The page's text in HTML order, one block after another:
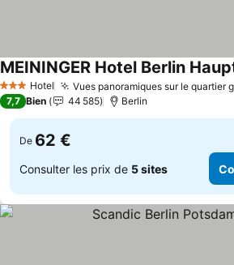
3 ÉtoilesHotel Vues panoramiques sur le quartier
MEININGER Hotel Berlin
7,7 Bien 44 585 Berlin
De 62 €
Consulter les prix de 5 sites